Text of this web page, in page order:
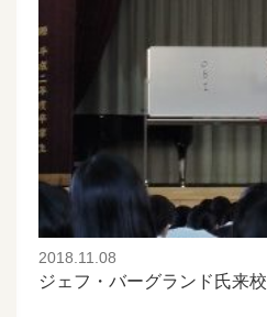
2018.11.08
ジェフ・バーグランド氏来校